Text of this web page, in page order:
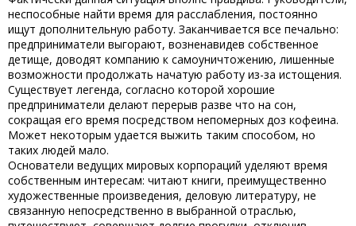
неспособные найти время для расслабления, постоянно
ищут дополнительную работу. Заканчивается все печально:
предприниматели выгорают, возненавидев собственное
детище, доводят компанию к самоуничтожению, лишенные
возможности продолжать начатую работу из-за истощения.
Существует легенда, согласно которой хорошие
предприниматели делают перерыв разве что на сон,
сокращая его время посредством непомерных доз кофеина.
Может некоторым удается выжить таким способом, но
таких людей мало.
Основатели ведущих мировых корпораций уделяют время
собственным интересам: читают книги, преимущественно
художественные произведения, деловую литературу, не
связанную непосредственно в выбранной отраслью,